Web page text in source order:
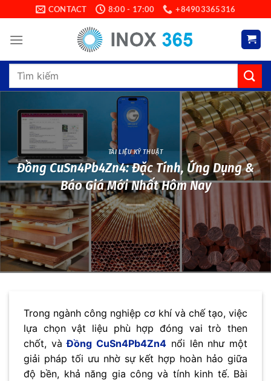
to
content
CONTACT 8:00 - 17:00 +84903365316
Search
TÀI LIỆU KỸ THUẬT
Đồng CuSn4Pb4Zn4: Đặc Tính, Ứng Dụng &
Báo Giá Mới Nhất Hôm Nay
Trong ngành công nghiệp cơ khí và chế tạo, việc
lựa chọn vật liệu phù hợp đóng vai trò then
chốt, vàĐồng CuSn4Pb4Zn4 nổi lên như một
giải pháp tối ưu nhờ sự kết hợp hoàn hảo giữa
độ bền, khả năng gia công và tính kinh tế. Bài